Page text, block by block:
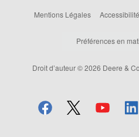
Mentions Légales
Accessibilité
Préférences en
Droit d’auteur © 2026 Deere &